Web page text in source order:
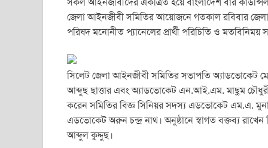
o
o
p
p
g
er
সকল আইনজীবীদের একত্রিত হয়ে বাংলাদেশ বার
জেলা আইনজীবী সমিতির আয়োজনে গতকাল রবিবার
পরিষদ মনোনীত প্যানেলের প্রার্থী পরিচিতি ও
সিলেট জেলা আইনজীবী সমিতির সভাপতি অ্যাডভোকেট
আব্দুছ ছাত্তার এবং অ্যাডভোকেট এন.আই.এম. মাছুম
করেন সমিতির বিজ্ঞ সিনিয়র সদস্য এডভোকেট এম.এ.
এডভোকেট অরুন চন্দ্র নাথ। অনুষ্ঠানে স্বাগত বক্তব্য
আব্দুল কুদ্দুছ।